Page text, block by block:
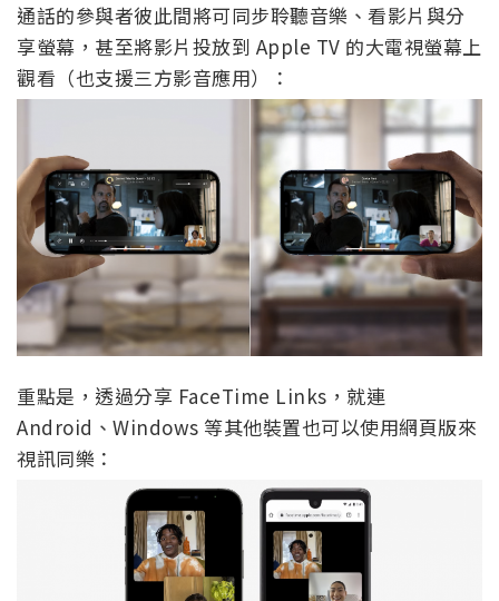
通話的參與者彼此間將可同步聆聽音樂、看影片與分
享螢幕，甚至將影片投放到 Apple TV 的大電視螢幕上
觀看（也支援三方影音應用）：
重點是，透過分享 FaceTime Links，就連
Android、Windows 等其他裝置也可以使用網頁版來
視訊同樂：